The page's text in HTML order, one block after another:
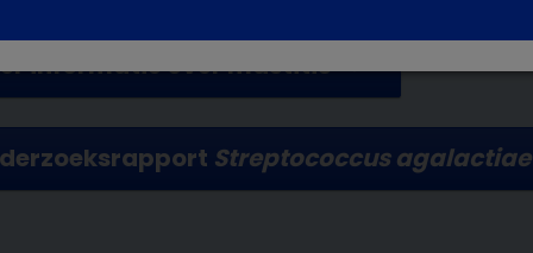
informatie over mastitis
Streptococcus agalactiae